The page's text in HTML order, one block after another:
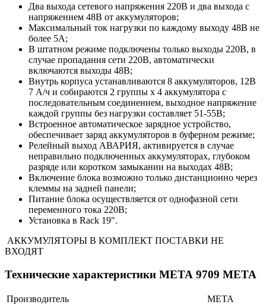
Два выхода сетевого напряжения 220В и два выхода с
напряжением 48В от аккумуляторов;
Максимальный ток нагрузки по каждому выходу 48В не
более 5А;
В штатном режиме подключены только выходы 220В, в
случае пропадания сети 220В, автоматически
включаются выходы 48В;
Внутрь корпуса устанавливаются 8 аккумуляторов, 12В
7 А/ч и собираются 2 группы х 4 аккумулятора с
последовательным соединением, выходное напряжение
каждой группы без нагрузки составляет 51-55В;
Встроенное автоматическое зарядное устройство,
обеспечивает заряд аккумуляторов в буферном режиме;
Релейный выход АВАРИЯ, активируется в случае
неправильно подключенных аккумуляторах, глубоком
разряде или коротком замыкании на выходах 48В;
Включение блока возможно только дистанционно через
клеммы на задней панели;
Питание блока осуществляется от однофазной сети
переменного тока 220В;
Установка в Rack 19".
АККУМУЛЯТОРЫ В КОМПЛЕКТ ПОСТАВКИ НЕ
ВХОДЯТ
Технические характеристики МЕТА 9709 МЕТА
Производитель МЕТА